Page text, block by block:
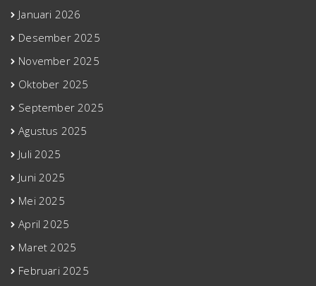
Januari 2026
Desember 2025
November 2025
Oktober 2025
September 2025
Agustus 2025
Juli 2025
Juni 2025
Mei 2025
April 2025
Maret 2025
Februari 2025